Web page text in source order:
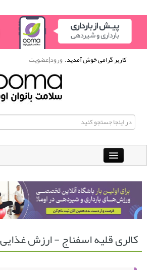
کاربر گرامی خوش آمدید.ورود|عضویت
باشگاه آنلاین ورزشی اوما
دانشنامه سلامت بانوان پرسش و پاسخ
انجمن متخصصین زنان و اوما انتخاب نامکالری قلیه اسفناج - ارزش